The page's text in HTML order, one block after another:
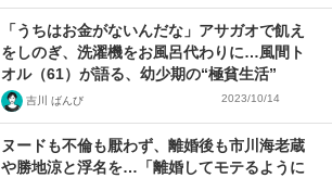
「うちはお金がないんだな」アサガオで飢え
をしのぎ、洗濯機をお風呂代わりに…風間ト
オル（61）が語る、幼少期の“極貧生活”
吉川 ばんび 2023/10/14
ヌードも不倫も厭わず、離婚後も市川海老蔵
や勝地涼と浮名を…「離婚してモテるように